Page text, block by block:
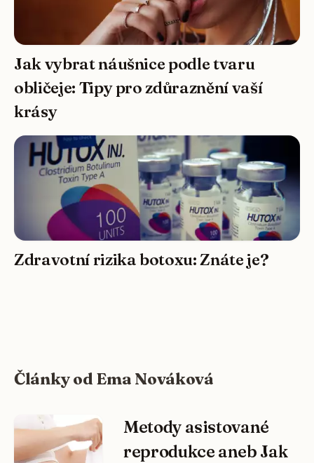
Jak vybrat náušnice podle tvaru
obličeje: Tipy pro zdůraznění vaší
krásy
Zdravotní rizika botoxu: Znáte je?
Články od Ema Nováková
Metody asistované
reprodukce aneb Jak